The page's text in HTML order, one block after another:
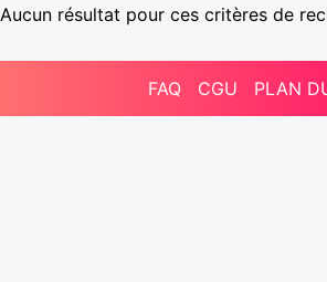
Aucun résultat pour ces critères de
FAQ CGU PLAN